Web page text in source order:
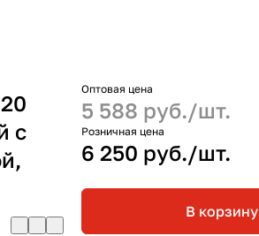
с
Оптовая цена
5 588 руб./шт.
Розничная цена
6 250 руб./шт.
В корзину